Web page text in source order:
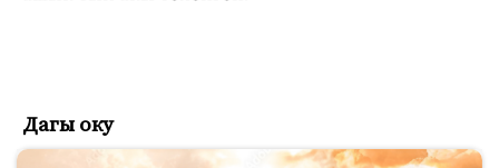
Дагы оку